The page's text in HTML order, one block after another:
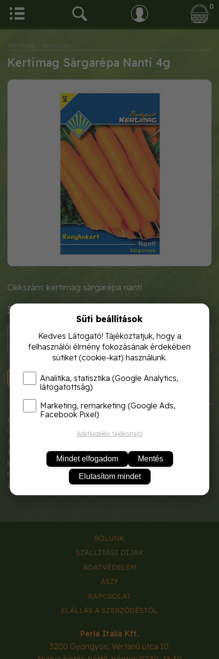
0
Vetőmag / Kertimag
Kertimag Sárgarépa Nanti 4g
Cikkszám: kertimag sárgarépa nanti
310 Ft
KOSÁRBA
Középkorai és másodtermesztésre
is alkalmas
szabadföldi fajta. Gyökere
tetszetős, hengeres alakú,
kiváló színű. Friss fogyasztásra
nyáron a legjobb
árut adja.
RÓLUNK
SZÁLLÍTÁSI DÍJAK
ADATVÉDELEM
ÁSZF
KAPCSOLAT
ELÁLLÁS A SZERZŐDÉSTŐL
Perla Italia Kft.
3200 Gyöngyös, Vértanú utca 10.
Süti beállítások
Kedves Látogató! Tájékoztatjuk, hogy a
felhasználói élmény fokozásának érdekében
sütiket (cookie-kat) használunk.
Analitika, statisztika (Google Analytics,
látogatottság)
Marketing, remarketing (Google Ads,
Facebook Pixel)
Adatkezelési tájékoztató
Mindet elfogadom Mentés
Elutasítom mindet